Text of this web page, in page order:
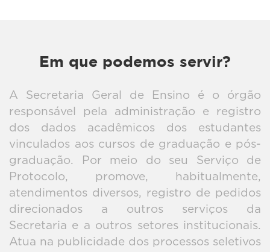
Em que podemos servir?
A Secretaria Geral de Ensino é o órgão
responsável pela administração e registro
dos dados acadêmicos dos estudantes
vinculados aos cursos de graduação e pós-
graduação. Por meio do seu Serviço de
Protocolo, promove, habitualmente,
atendimentos diversos, registro de pedidos
direcionados a outros serviços da
Secretaria e a outros setores institucionais.
Atua na publicidade dos processos seletivos